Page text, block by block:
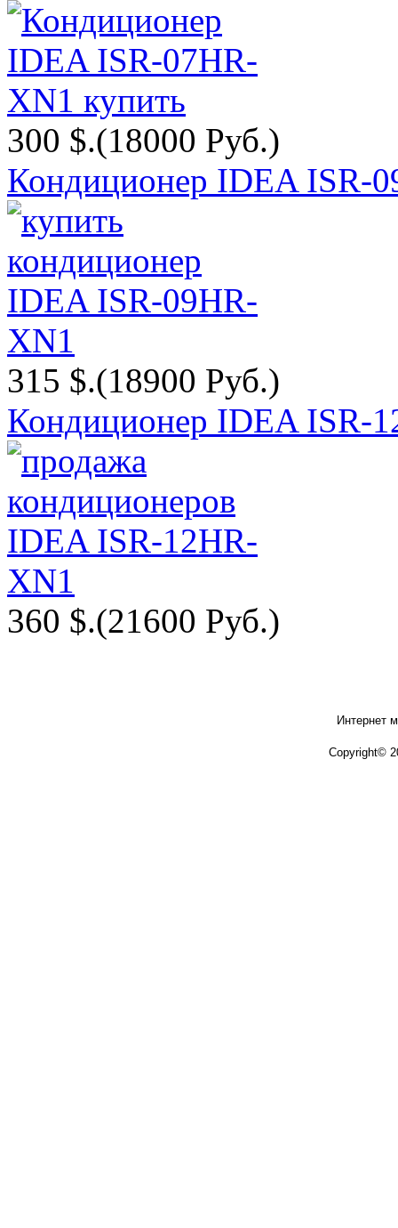
300 $.(18000 Руб.)
Кондиционер IDEA ISR-
315 $.(18900 Руб.)
Кондиционер IDEA ISR-
360 $.(21600 Руб.)
Интернет
Copyright©